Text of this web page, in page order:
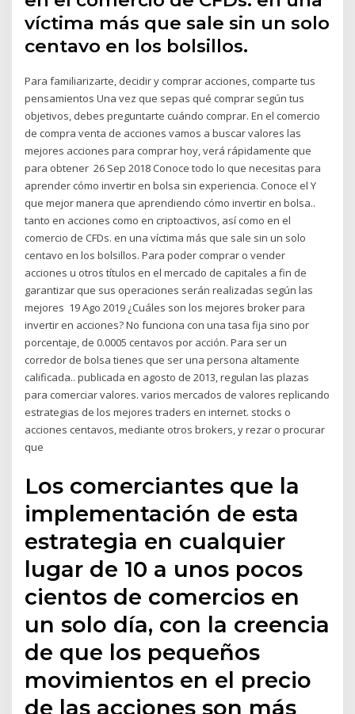
víctima más que sale sin un solo
centavo en los bolsillos.
Para familiarizarte, decidir y comprar acciones, comparte tus
pensamientos Una vez que sepas qué comprar según tus
objetivos, debes preguntarte cuándo comprar. En el comercio
de compra venta de acciones vamos a buscar valores las
mejores acciones para comprar hoy, verá rápidamente que
para obtener 26 Sep 2018 Conoce todo lo que necesitas para
aprender cómo invertir en bolsa sin experiencia. Conoce el Y
que mejor manera que aprendiendo cómo invertir en bolsa..
tanto en acciones como en criptoactivos, así como en el
comercio de CFDs. en una víctima más que sale sin un solo
centavo en los bolsillos. Para poder comprar o vender
acciones u otros títulos en el mercado de capitales a fin de
garantizar que sus operaciones serán realizadas según las
mejores 19 Ago 2019 ¿Cuáles son los mejores broker para
invertir en acciones? No funciona con una tasa fija sino por
porcentaje, de 0.0005 centavos por acción. Para ser un
corredor de bolsa tienes que ser una persona altamente
calificada.. publicada en agosto de 2013, regulan las plazas
para comerciar valores. varios mercados de valores replicando
estrategias de los mejores traders en internet. stocks o
acciones centavos, mediante otros brokers, y rezar o procurar
que
Los comerciantes que la
implementación de esta
estrategia en cualquier
lugar de 10 a unos pocos
cientos de comercios en
un solo día, con la creencia
de que los pequeños
movimientos en el precio
de las acciones son más